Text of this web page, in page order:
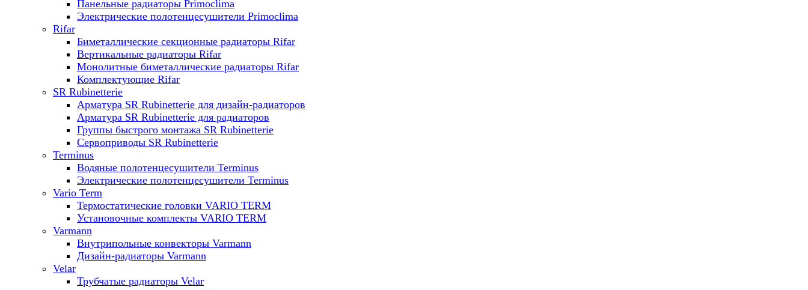
Панельные радиаторы Primoclima
Электрические полотенцесушители Primoclima
Rifar
Биметаллические секционные радиаторы Rifar
Вертикальные радиаторы Rifar
Монолитные биметаллические радиаторы Rifar
Комплектующие Rifar
SR Rubinetterie
Арматура SR Rubinetterie для дизайн-радиаторов
Арматура SR Rubinetterie для радиаторов
Группы быстрого монтажа SR Rubinetterie
Сервоприводы SR Rubinetterie
Terminus
Водяные полотенцесушители Terminus
Электрические полотенцесушители Terminus
Vario Term
Термостатические головки VARIO TERM
Установочные комплекты VARIO TERM
Varmann
Внутрипольные конвекторы Varmann
Дизайн-радиаторы Varmann
Velar
Трубчатые радиаторы Velar